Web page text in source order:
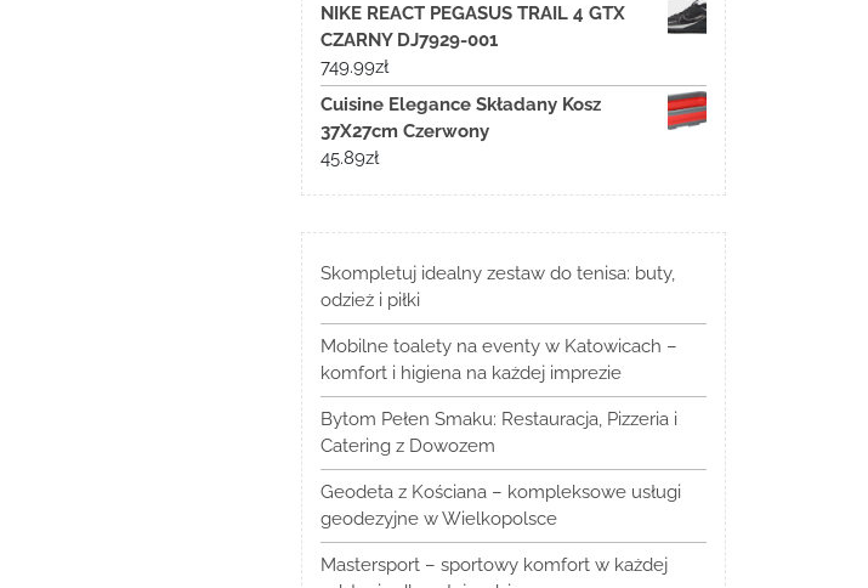
NIKE REACT PEGASUS TRAIL 4 GTX
CZARNY DJ7929-001
749.99zł
Cuisine Elegance Składany Kosz
37X27cm Czerwony
45.89zł
Skompletuj idealny zestaw do tenisa: buty,
odzież i piłki
Mobilne toalety na eventy w Katowicach –
komfort i higiena na każdej imprezie
Bytom Pełen Smaku: Restauracja, Pizzeria i
Catering z Dowozem
Geodeta z Kościana – kompleksowe usługi
geodezyjne w Wielkopolsce
Mastersport – sportowy komfort w każdej